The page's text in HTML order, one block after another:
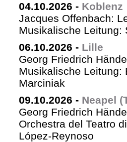
04.10.2026 - Koblenz
Jacques Offenbach:
Musikalische Leitung:
06.10.2026 - Lille
Georg Friedrich
Musikalische Leitung:
Marciniak
09.10.2026 - Neapel
Georg Friedrich
Orchestra del Teatro
López-Reynoso